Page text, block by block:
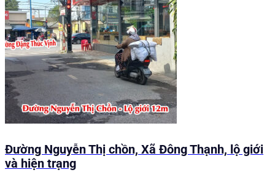
Đường Nguyễn Thị chồn, Xã Đông Thạnh, lộ giới
và hiện trạng